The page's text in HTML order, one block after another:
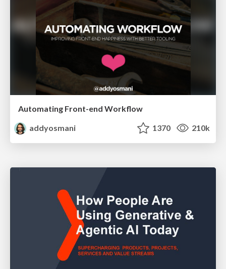
Automating Front-end Workflow
addyosmani
1370 210k